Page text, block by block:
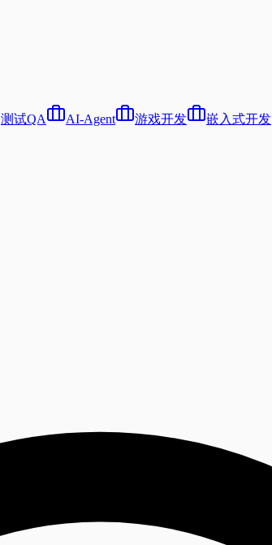
测试QA AI-Agent 游戏开发 嵌入式开发